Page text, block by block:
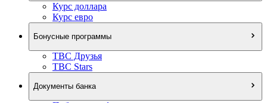
Курс доллара
Курс евро
Бонусные программы
TBC Друзья
TBC Stars
Документы банка